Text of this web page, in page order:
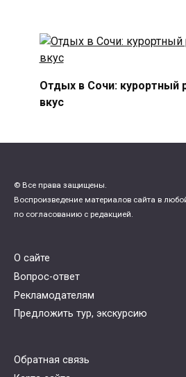
Отдых в Сочи: курортный
вкус
© Все права защищены.
Воспроизведение материалов сайта в
по согласованию с редакцией.
О сайте
Вопрос-ответ
Рекламодателям
Предложить тур, экскурсию
Обратная связь